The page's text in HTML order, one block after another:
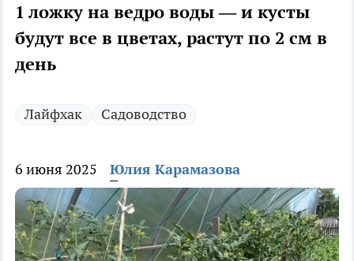
1 ложку на ведро воды — и кусты
будут все в цветах, растут по 2 см в
день
Лайфхак Садоводство
6 июня 2025 Юлия Карамазова